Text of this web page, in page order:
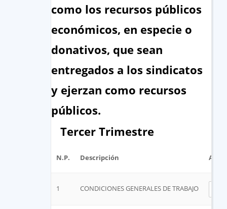
como los recursos públicos
económicos, en especie o
donativos, que sean
entregados a los sindicatos
y ejerzan como recursos
públicos.
Tercer Trimestre
N.P. Descripción
1 CONDICIONES GENERALES DE TRABAJO